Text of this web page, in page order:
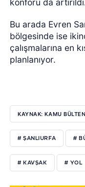
konforu da
Bu arada Evren
bölgesinde ise
çalışmalarına en
planlanıyor.
KAYNAK: KAMU
# ŞANLIURFA #
# KAVŞAK # YOL